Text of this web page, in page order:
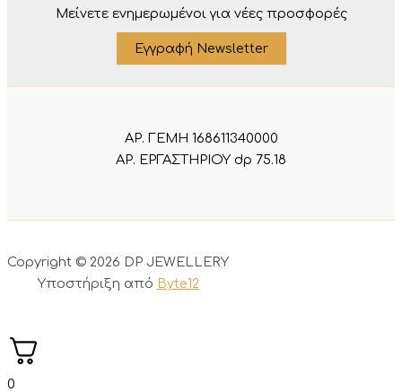
Μείνετε ενημερωμένοι για νέες προσφορές
Εγγραφή Newsletter
ΑΡ. ΓΕΜΗ 168611340000
ΑΡ. ΕΡΓΑΣΤΗΡΙΟΥ dp 75.18
Copyright © 2026 DP JEWELLERY
Υποστήριξη από Byte12
0